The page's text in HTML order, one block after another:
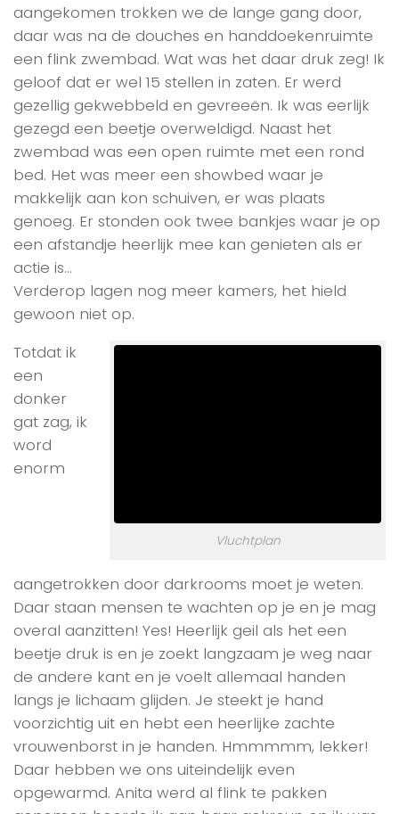
aangekomen trokken we de lange gang door,
daar was na de douches en handdoekenruimte
een flink zwembad. Wat was het daar druk zeg! Ik
geloof dat er wel 15 stellen in zaten. Er werd
gezellig gekwebbeld en gevreeën. Ik was eerlijk
gezegd een beetje overweldigd. Naast het
zwembad was een open ruimte met een rond
bed. Het was meer een showbed waar je
makkelijk aan kon schuiven, er was plaats
genoeg. Er stonden ook twee bankjes waar je op
een afstandje heerlijk mee kan genieten als er
actie is…
Verderop lagen nog meer kamers, het hield
gewoon niet op.
Vluchtplan
Totdat ik
een
donker
gat zag, ik
word
enorm
aangetrokken door darkrooms moet je weten.
Daar staan mensen te wachten op je en je mag
overal aanzitten! Yes! Heerlijk geil als het een
beetje druk is en je zoekt langzaam je weg naar
de andere kant en je voelt allemaal handen
langs je lichaam glijden. Je steekt je hand
voorzichtig uit en hebt een heerlijke zachte
vrouwenborst in je handen. Hmmmmm, lekker!
Daar hebben we ons uiteindelijk even
opgewarmd. Anita werd al flink te pakken